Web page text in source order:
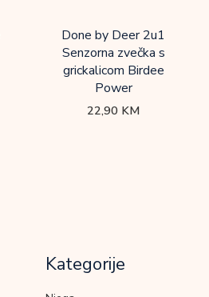
Done by Deer 2u1
Senzorna zvečka s
grickalicom Birdee
Power
22,90 KM
Kategorije